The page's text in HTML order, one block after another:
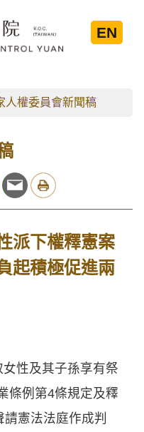
EN
人權委員會新聞稿
派下權釋憲案
起積極促進兩
性及其子孫享有祭
條例第4條規定及釋
憲法法庭作成判